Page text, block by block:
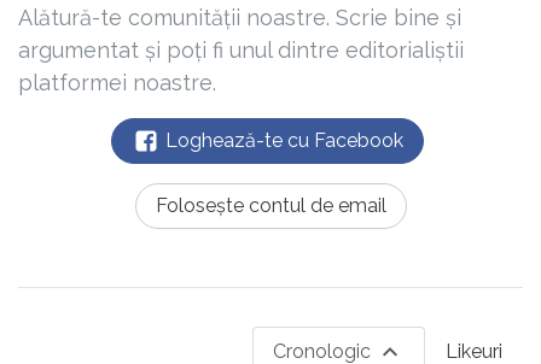
Alătură-te comunității noastre. Scrie bine și
argumentat și poți fi unul dintre editorialiștii
platformei noastre.
Loghează-te cu Facebook
Folosește contul de email
Likeuri
Cronologic